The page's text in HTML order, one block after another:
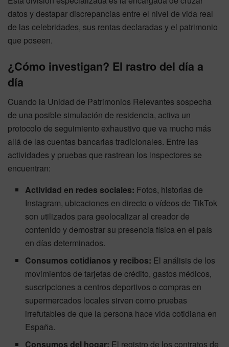
datos y destapar discrepancias entre el nivel de vida real
de las celebridades, sus rentas declaradas y el patrimonio
que poseen.
¿Cómo investigan? El rastro del día a
día
Cuando la Unidad de Patrimonios Relevantes sospecha
de una posible simulación de residencia, activa un
protocolo de seguimiento exhaustivo que va mucho más
allá de las cuentas bancarias tradicionales. Entre las
actividades y pruebas que rastrean los inspectores se
encuentran:
Actividad en redes sociales: Fotos, historias de
Instagram, ubicaciones en directo o vídeos de TikTok
son utilizados para geolocalizar al creador de
contenido y demostrar su presencia física en el país
en días determinados.
Consumos cotidianos y recibos: El análisis de los
movimientos de tarjetas de crédito, gastos médicos,
suscripciones a centros deportivos o compras en
supermercados locales sirven como pruebas
irrefutables de que la persona hace vida cotidiana en
España.
Consumos del hogar: El registro de los contratos de